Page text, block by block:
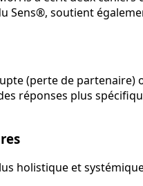
Sens®, soutient
(perte de
réponses plus
holistique et